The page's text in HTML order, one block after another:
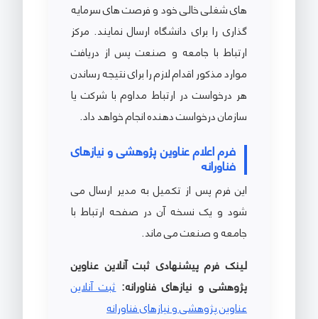
های شغلی خالی خود و فرصت های سرمایه
گذاری را برای دانشگاه ارسال نمایند. مرکز
ارتباط با جامعه و صنعت پس از دریافت
موارد مذکور اقدام لازم را برای نتیجه رساندن
هر درخواست در ارتباط مداوم با شرکت یا
سازمان درخواست دهنده انجام خواهد داد.
فرم اعلام عناوین پژوهشی و نیازهای
فناورانه
این فرم پس از تکمیل به مدیر ارسال می
شود و یک نسخه آن در صفحه ارتباط با
جامعه و صنعت می ماند.
لینک فرم پیشنهادی ثبت آنلاین عناوین
پژوهشی و نیازهای فناورانه: ثبت آنلاین
عناوین پژوهشی و نیازهای فناورانه